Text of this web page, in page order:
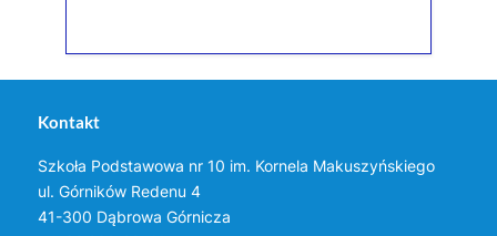
Kontakt
Szkoła Podstawowa nr 10 im. Kornela Makuszyńskiego
ul. Górników Redenu 4
41-300 Dąbrowa Górnicza